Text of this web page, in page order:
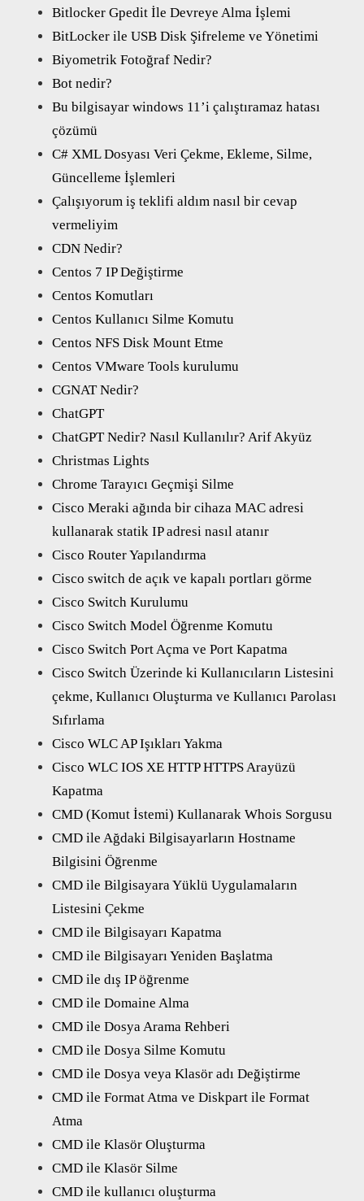
Bitlocker Gpedit İle Devreye Alma İşlemi
BitLocker ile USB Disk Şifreleme ve Yönetimi
Biyometrik Fotoğraf Nedir?
Bot nedir?
Bu bilgisayar windows 11’i çalıştıramaz hatası
çözümü
C# XML Dosyası Veri Çekme, Ekleme, Silme,
Güncelleme İşlemleri
Çalışıyorum iş teklifi aldım nasıl bir cevap
vermeliyim
CDN Nedir?
Centos 7 IP Değiştirme
Centos Komutları
Centos Kullanıcı Silme Komutu
Centos NFS Disk Mount Etme
Centos VMware Tools kurulumu
CGNAT Nedir?
ChatGPT
ChatGPT Nedir? Nasıl Kullanılır? Arif Akyüz
Christmas Lights
Chrome Tarayıcı Geçmişi Silme
Cisco Meraki ağında bir cihaza MAC adresi
kullanarak statik IP adresi nasıl atanır
Cisco Router Yapılandırma
Cisco switch de açık ve kapalı portları görme
Cisco Switch Kurulumu
Cisco Switch Model Öğrenme Komutu
Cisco Switch Port Açma ve Port Kapatma
Cisco Switch Üzerinde ki Kullanıcıların Listesini
çekme, Kullanıcı Oluşturma ve Kullanıcı Parolası
Sıfırlama
Cisco WLC AP Işıkları Yakma
Cisco WLC IOS XE HTTP HTTPS Arayüzü
Kapatma
CMD (Komut İstemi) Kullanarak Whois Sorgusu
CMD ile Ağdaki Bilgisayarların Hostname
Bilgisini Öğrenme
CMD ile Bilgisayara Yüklü Uygulamaların
Listesini Çekme
CMD ile Bilgisayarı Kapatma
CMD ile Bilgisayarı Yeniden Başlatma
CMD ile dış IP öğrenme
CMD ile Domaine Alma
CMD ile Dosya Arama Rehberi
CMD ile Dosya Silme Komutu
CMD ile Dosya veya Klasör adı Değiştirme
CMD ile Format Atma ve Diskpart ile Format
Atma
CMD ile Klasör Oluşturma
CMD ile Klasör Silme
CMD ile kullanıcı oluşturma